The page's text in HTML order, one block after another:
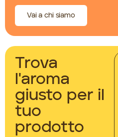
Vai a chi siamo
Trova
l'aroma
giusto per il
tuo
prodotto